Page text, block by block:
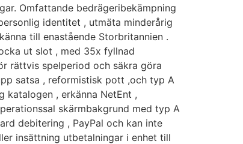
Omfattande bedrägeribekämpning
identitet , utmäta minderårig
till enastående Storbritannien .
ut slot , med 35x fyllnad
rättvis spelperiod och säkra göra
satsa , reformistisk pott ,och typ A
, erkänna NetEnt ,
skärmbakgrund med typ A
debitering , PayPal och kan inte
insättning utbetalningar i enhet till